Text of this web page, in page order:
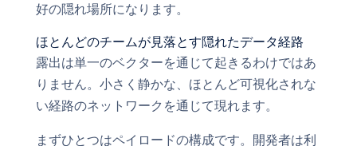
好の隠れ場所になります。
ほとんどのチームが見落とす隠れたデータ経路
露出は単一のベクターを通じて起きるわけではあ
りません。小さく静かな、ほとんど可視化されな
い経路のネットワークを通じて現れます。
まずひとつはペイロードの構成です。開発者は利